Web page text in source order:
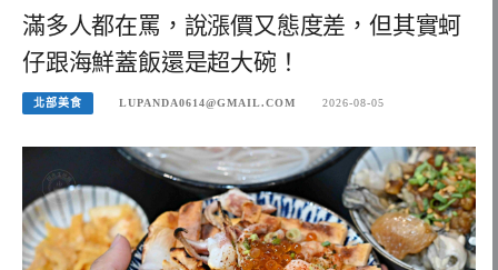
滿多人都在罵，說漲價又態度差，但其實蚵
仔跟海鮮蓋飯還是超大碗！
北部美食 LUPANDA0614@GMAIL.COM 2026-08-05